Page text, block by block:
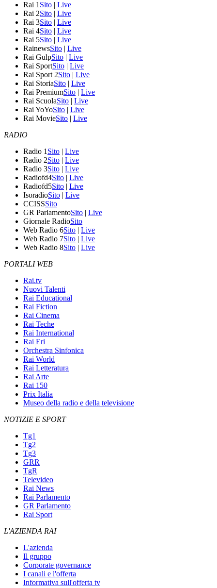
Rai 1 Sito | Live
Rai 2Sito | Live
Rai 3Sito | Live
Rai 4Sito | Live
Rai 5Sito | Live
RainewsSito | Live
Rai GulpSito | Live
Rai SportSito | Live
Rai Sport 2Sito | Live
Rai StoriaSito | Live
Rai PremiumSito | Live
Rai ScuolaSito | Live
Rai YoYoSito | Live
Rai MovieSito | Live
RADIO
Radio 1 Sito | Live
Radio 2Sito | Live
Radio 3Sito | Live
Radiofd4Sito | Live
Radiofd5Sito | Live
IsoradioSito | Live
CCISSSito
GR ParlamentoSito | Live
Giornale RadioSito
Web Radio 6Sito | Live
Web Radio 7Sito | Live
Web Radio 8Sito | Live
PORTALI WEB
Rai.tv
Nuovi Talenti
Rai Educational
Rai Fiction
Rai Cinema
Rai Teche
Rai International
Rai Eri
Orchestra Sinfonica
Rai World
Rai Letteratura
Rai Arte
Rai 150
Prix Italia
Museo della radio e della televisione
NOTIZIE E SPORT
Tg1
Tg2
Tg3
GRR
TgR
Televideo
Rai News
Rai Parlamento
GR Parlamento
Rai Sport
L'AZIENDA RAI
L'azienda
Il gruppo
Corporate governance
I canali e l'offerta
Informativa sull'offerta tv